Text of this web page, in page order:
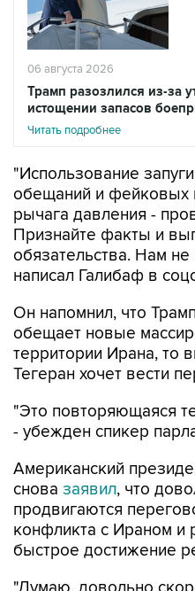
06 августа 2026
Трамп разозлился из-за
истощении запасов
Читать подробнее
"Использование
обещаний и фейковых
рычага давления -
Признайте факты и
обязательства. Нам
написал Галибаф в
Он напомнил, что
обещает новые
территории Ирана, то
Тегеран хочет вести
"Это повторяющаяся
- убежден спикер
Американский
снова заявил, что
продвигаются
конфликта с Ираном и
быстрое достижение